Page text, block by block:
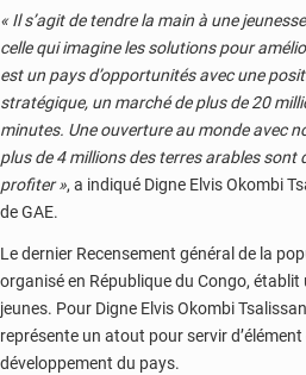
« Il s’agit de tendre la main à une
celle qui imagine les solutions pour
est un pays d’opportunités avec une
stratégique, un marché de plus de 20
minutes. Une ouverture au monde avec
plus de 4 millions des terres arables
profiter », a indiqué Digne Elvis Okombi
de GAE.
Le dernier Recensement général de la
organisé en République du Congo,
jeunes. Pour Digne Elvis Okombi
représente un atout pour servir
développement du pays.